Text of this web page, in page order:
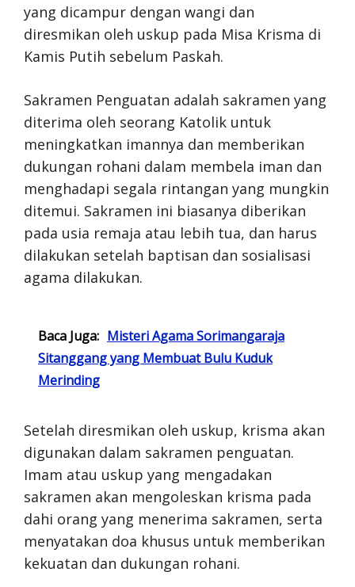
yang dicampur dengan wangi dan
diresmikan oleh uskup pada Misa Krisma di
Kamis Putih sebelum Paskah.
Sakramen Penguatan adalah sakramen yang
diterima oleh seorang Katolik untuk
meningkatkan imannya dan memberikan
dukungan rohani dalam membela iman dan
menghadapi segala rintangan yang mungkin
ditemui. Sakramen ini biasanya diberikan
pada usia remaja atau lebih tua, dan harus
dilakukan setelah baptisan dan sosialisasi
agama dilakukan.
Baca Juga: Misteri Agama Sorimangaraja
Sitanggang yang Membuat Bulu Kuduk
Merinding
Setelah diresmikan oleh uskup, krisma akan
digunakan dalam sakramen penguatan.
Imam atau uskup yang mengadakan
sakramen akan mengoleskan krisma pada
dahi orang yang menerima sakramen, serta
menyatakan doa khusus untuk memberikan
kekuatan dan dukungan rohani.